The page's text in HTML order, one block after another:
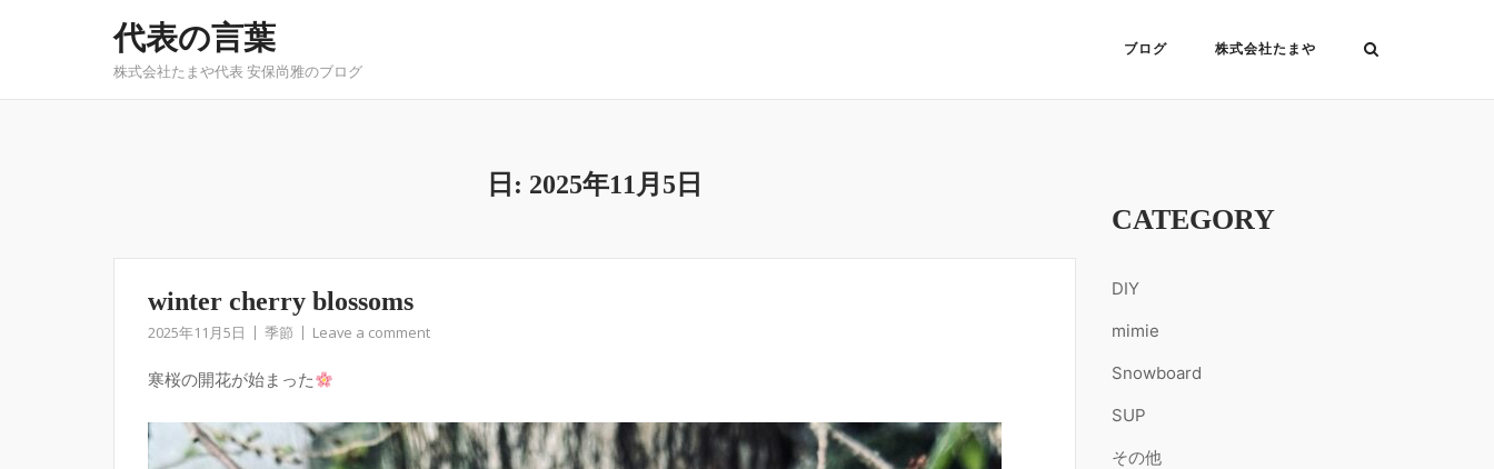
代表の言葉
株式会社たまや代表 安保尚雅のブログ
ブログ 株式会社たまや
日: 2025年11月5日
winter cherry blossoms
2025年11月5日 季節 Leave a comment
寒桜の開花が始まった
CATEGORY
DIY
mimie
Snowboard
SUP
その他